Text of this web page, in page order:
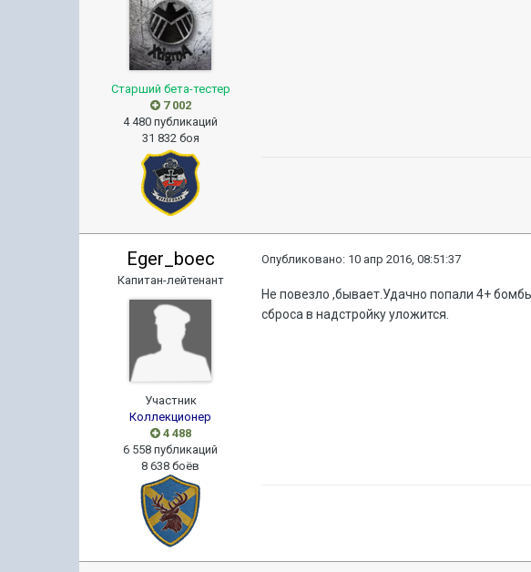
Старший бета-тестер
7 002
4 480 публикаций
31 832 боя
Eger_boec
Капитан-лейтенант
Участник
Коллекционер
4 488
6 558 публикаций
8 638 боёв
Опубликовано: 10 апр 2016, 08:51:37
Не повезло ,бывает.Удачно попали 4+
сброса в надстройку уложится.